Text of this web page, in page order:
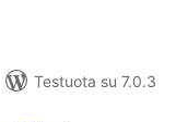
Testuota su 7.0.3